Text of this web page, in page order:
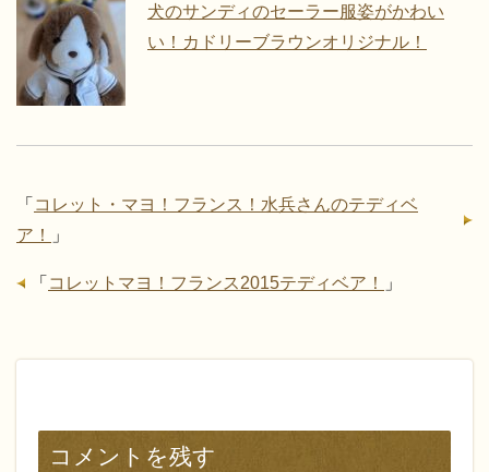
犬のサンディのセーラー服姿がかわい
い！カドリーブラウンオリジナル！
「 コレット・マヨ！フランス！水兵さんのテディベ
ア！
」
「 コレットマヨ！フランス2015テディベア！ 」
コメントを残す